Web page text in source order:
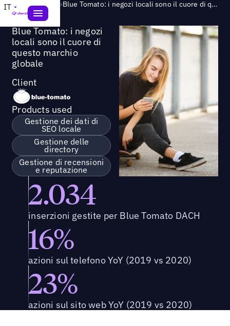
IT Success Story > Blue Tomato: i negozi locali sono il cuore di questo marchio globale
Blue Tomato: i negozi
locali sono il cuore di
questo marchio
globale
Client
Products used
Gestione dei dati di
SEO locale
Gestione delle
directory
Gestione di recensioni
e reputazione
2.034
inserzioni gestite per Blue Tomato DACH
16%
azioni sul telefono YoY (2019 vs 2020)
23%
azioni sul sito web YoY (2019 vs 2020)